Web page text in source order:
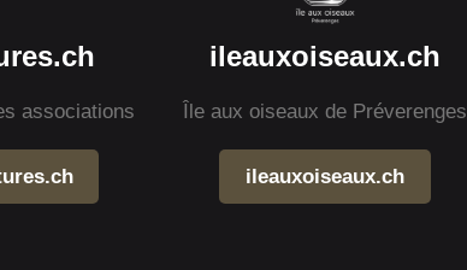
associations
ileauxoiseaux.ch
Île aux oiseaux de Préverenges
ileauxoiseaux.ch